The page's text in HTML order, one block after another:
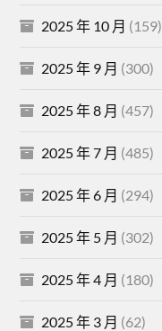
2025 年 10 月 (159)
2025 年 9 月 (300)
2025 年 8 月 (457)
2025 年 7 月 (485)
2025 年 6 月 (294)
2025 年 5 月 (302)
2025 年 4 月 (180)
2025 年 3 月 (62)